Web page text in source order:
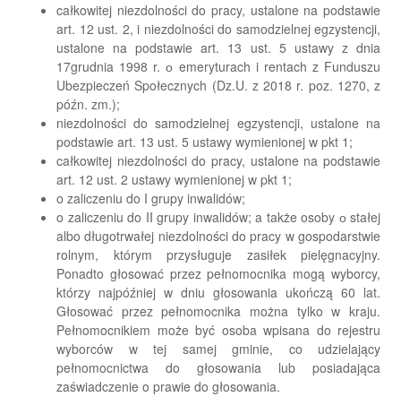
całkowitej niezdolności do pracy, ustalone na podstawie
art. 12 ust. 2, i niezdolności do samodzielnej egzystencji,
ustalone na podstawie art. 13 ust. 5 ustawy z dnia
17grudnia 1998 r. о emeryturach i rentach z Funduszu
Ubezpieczeń Społecznych (Dz.U. z 2018 r. poz. 1270, z
późn. zm.);
niezdolności do samodzielnej egzystencji, ustalone na
podstawie art. 13 ust. 5 ustawy wymienionej w pkt 1;
całkowitej niezdolności do pracy, ustalone na podstawie
art. 12 ust. 2 ustawy wymienionej w pkt 1;
o zaliczeniu do I grupy inwalidów;
o zaliczeniu do II grupy inwalidów; a także osoby о stałej
albo długotrwałej niezdolności do pracy w gospodarstwie
rolnym, którym przysługuje zasiłek pielęgnacyjny.
Ponadto głosować przez pełnomocnika mogą wyborcy,
którzy najpóźniej w dniu głosowania ukończą 60 lat.
Głosować przez pełnomocnika można tylko w kraju.
Pełnomocnikiem może być osoba wpisana do rejestru
wyborców w tej samej gminie, co udzielający
pełnomocnictwa do głosowania lub posiadająca
zaświadczenie o prawie do głosowania.